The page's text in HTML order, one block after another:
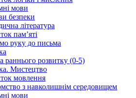
мови
безпеки
література
пам’яті
руку до письма
раннього розвитку (0-5)
Мистецтво
мовлення
з навколишнім середовищем
мови